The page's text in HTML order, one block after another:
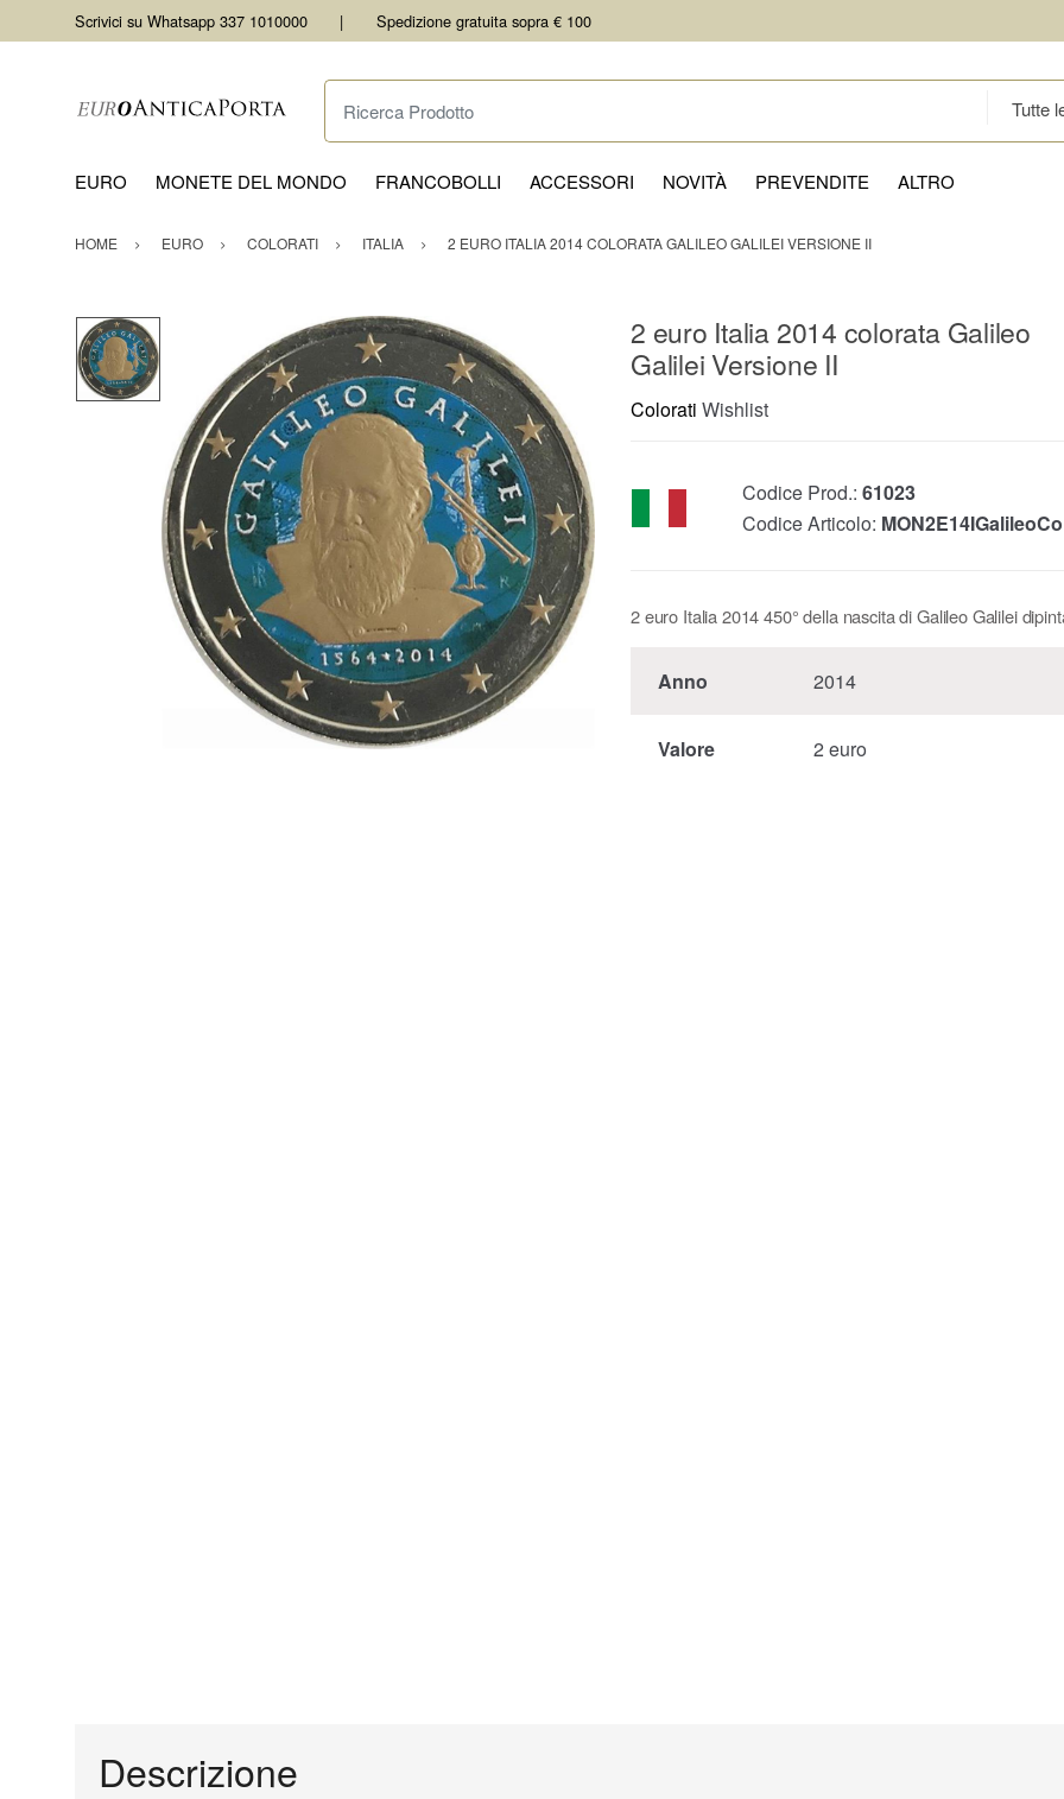
Scrivici su Whatsapp 337 1010000 Spedizione gratuita sopra € 100
Ricerca Prodotto
EURO MONETE DEL MONDO FRANCOBOLLI ACCESSORI NOVITÀ PREVENDITE ALTRO
HOME EURO COLORATI ITALIA 2 EURO ITALIA 2014 COLORATA GALILEO GALILEI VERSIONE II
2 euro Italia 2014 colorata Galileo
Galilei Versione II
Colorati Wishlist
Codice Prod.: 61023
Codice Articolo:
2 euro Italia 2014 450° della nascita di Galileo Galilei
Anno 2014
Valore 2 euro
Descrizione